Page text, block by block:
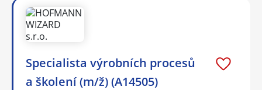
Specialista výrobních procesů
a školení (m/ž) (A14505)